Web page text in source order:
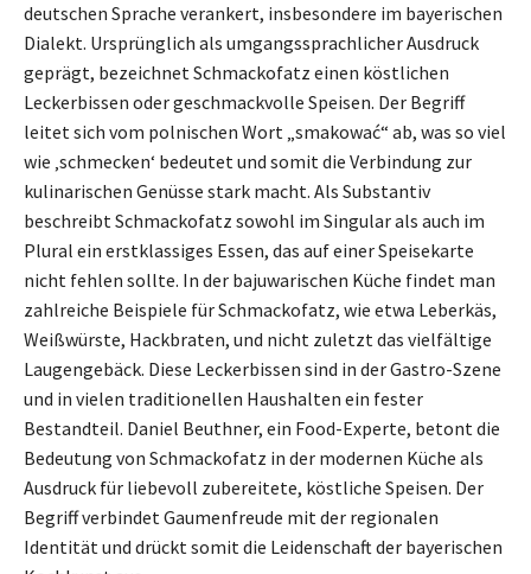
deutschen Sprache verankert, insbesondere im bayerischen
Dialekt. Ursprünglich als umgangssprachlicher Ausdruck
geprägt, bezeichnet Schmackofatz einen köstlichen
Leckerbissen oder geschmackvolle Speisen. Der Begriff
leitet sich vom polnischen Wort „smakować“ ab, was so viel
wie ‚schmecken‘ bedeutet und somit die Verbindung zur
kulinarischen Genüsse stark macht. Als Substantiv
beschreibt Schmackofatz sowohl im Singular als auch im
Plural ein erstklassiges Essen, das auf einer Speisekarte
nicht fehlen sollte. In der bajuwarischen Küche findet man
zahlreiche Beispiele für Schmackofatz, wie etwa Leberkäs,
Weißwürste, Hackbraten, und nicht zuletzt das vielfältige
Laugengebäck. Diese Leckerbissen sind in der Gastro-Szene
und in vielen traditionellen Haushalten ein fester
Bestandteil. Daniel Beuthner, ein Food-Experte, betont die
Bedeutung von Schmackofatz in der modernen Küche als
Ausdruck für liebevoll zubereitete, köstliche Speisen. Der
Begriff verbindet Gaumenfreude mit der regionalen
Identität und drückt somit die Leidenschaft der bayerischen